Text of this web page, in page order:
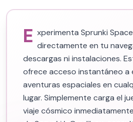
E xperimenta Sprunki
directamente en tu
descargas ni instalaciones.
ofrece acceso instantáneo a
aventuras espaciales en
lugar. Simplemente carga el
viaje cósmico